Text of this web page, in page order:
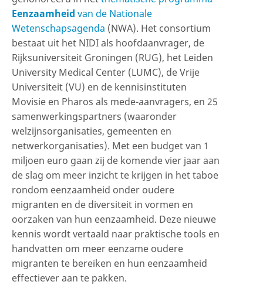
Eenzaamheid van de Nationale
Wetenschapsagenda (NWA). Het consortium
bestaat uit het NIDI als hoofdaanvrager, de
Rijksuniversiteit Groningen (RUG), het Leiden
University Medical Center (LUMC), de Vrije
Universiteit (VU) en de kennisinstituten
Movisie en Pharos als mede-aanvragers, en 25
samenwerkingspartners (waaronder
welzijnsorganisaties, gemeenten en
netwerkorganisaties). Met een budget van 1
miljoen euro gaan zij de komende vier jaar aan
de slag om meer inzicht te krijgen in het taboe
rondom eenzaamheid onder oudere
migranten en de diversiteit in vormen en
oorzaken van hun eenzaamheid. Deze nieuwe
kennis wordt vertaald naar praktische tools en
handvatten om meer eenzame oudere
migranten te bereiken en hun eenzaamheid
effectiever aan te pakken.